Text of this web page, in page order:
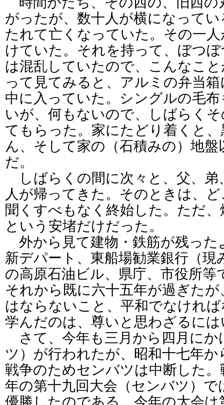
がったが、数十人が横になって
たれて亡くなっていた。その一
けていた。それを持って、ぼつ
は混乱していたので、こんなこ
って見てみると、アルミの弁当
中に入っていた。シングルの毛
いが、何もないので、しばらく
てもらった。家にたどり着くと
ん、そして家の（石積みの）地
だ。
しばらくの間に次々と、父、弟
人が帰ってきた。そのときは、
聞くすべもなく終始した。ただ
という安堵だけだった。
外から見て建物・鉄筋が残った
新デパート、東船場勧業銀行（現
の高原石油ビル、県庁、市役所
それから既に六十五年が過ぎた
はならないこと、平和でなけれ
学んだのは、尊いと思わざるに
さて、今年も三月から四月にか
ツ）が行われたが、昭和十七年
戦争のためセンバツは中断した
年の第十九回大会（センバツ）で
優勝したのである。今年の大会